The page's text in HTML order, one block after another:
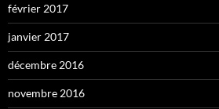
février 2017
janvier 2017
décembre 2016
novembre 2016